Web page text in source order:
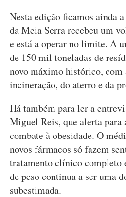
Nesta edição ficamos ainda
da Meia Serra recebeu um
e está a operar no limite. A
de 150 mil toneladas de
novo máximo histórico, com
incineração, do aterro e da
Há também para ler a
Miguel Reis, que alerta para
combate à obesidade. O
novos fármacos só fazem
tratamento clínico completo
de peso continua a ser uma
subestimada.